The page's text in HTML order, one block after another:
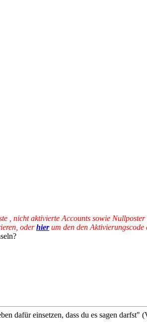
, nicht aktivierte Accounts sowie
oderhierum den den Aktivierungscode
dafür einsetzen, dass du es sagen darfst"